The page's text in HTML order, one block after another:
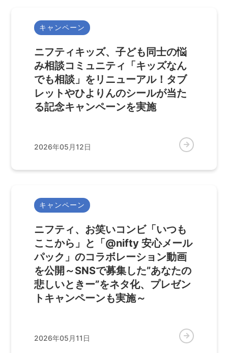
キャンペーン
ニフティキッズ、子ども同士の悩
み相談コミュニティ「キッズなん
でも相談」をリニューアル！タブ
レットやひよりんのシールが当た
る記念キャンペーンを実施
2026年05月12日
キャンペーン
ニフティ、お笑いコンビ「いつも
ここから」と「@nifty 安心メール
パック」のコラボレーション動画
を公開～SNSで募集した”あなたの
悲しいときー”をネタ化、プレゼン
トキャンペーンも実施～
2026年05月11日